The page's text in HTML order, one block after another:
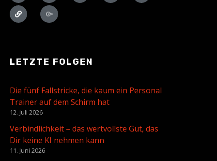
LETZTE FOLGEN
Die fünf Fallstricke, die kaum ein Personal
Trainer auf dem Schirm hat
12. Juli 2026
Verbindlichkeit – das wertvollste Gut, das
Dir keine KI nehmen kann
11. Juni 2026